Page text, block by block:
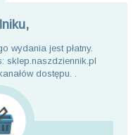
wydania jest płatny.
sklep.naszdziennik.pl
dostępu. .